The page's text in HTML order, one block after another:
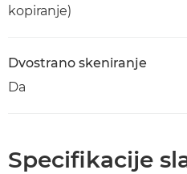
kopiranje)
Dvostrano skeniranje
Da
Specifikacije